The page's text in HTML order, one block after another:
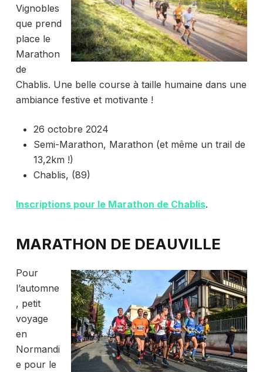
Vignobles
que prend
place le
Marathon
de
Chablis. Une belle course à taille humaine dans une
ambiance festive et motivante !
26 octobre 2024
Semi-Marathon, Marathon (et même un trail de
13,2km !)
Chablis, (89)
Inscriptions pour le Marathon de Chablis.
MARATHON DE DEAUVILLE
Pour
l’automne
, petit
voyage
en
Normandi
e pour le